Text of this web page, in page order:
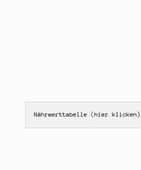
Nährwerttabelle (hier klicken)